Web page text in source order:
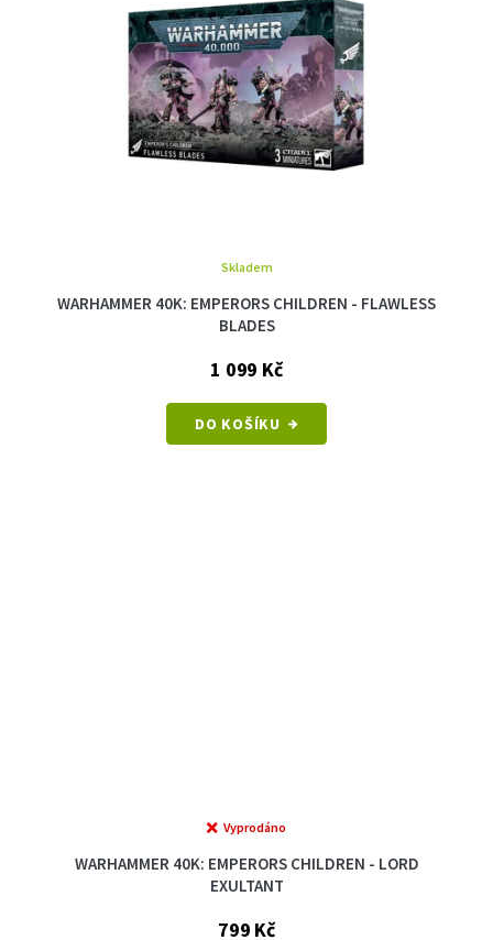
WARHAMMER 40K: EMPERORS CHILDREN - FLAWLESS
BLADES
Skladem
1 099 Kč
DO KOŠÍKU
WARHAMMER 40K: EMPERORS CHILDREN - LORD
EXULTANT
Vyprodáno
799 Kč